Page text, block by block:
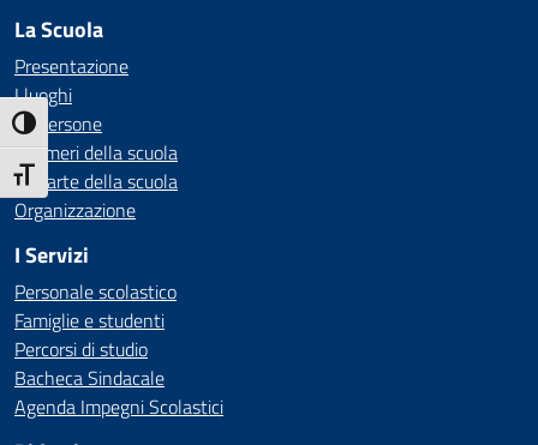
Attiva/disattiva alto contrasto
Attiva/disattiva dimensione testo
La Scuola
Presentazione
I luoghi
Le persone
I numeri della scuola
Le carte della scuola
Organizzazione
I Servizi
Personale scolastico
Famiglie e studenti
Percorsi di studio
Bacheca Sindacale
Agenda Impegni Scolastici